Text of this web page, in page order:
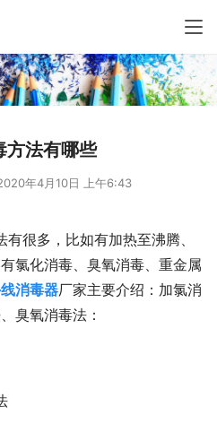
方法有哪些
年4月10日 上午6:43
氯化消毒、臭氧消毒、重金属
消毒器厂家主要介绍：加氯消
臭氧消毒法：